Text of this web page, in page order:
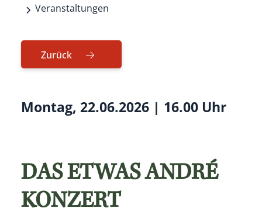
Veranstaltungen
Zurück
Montag, 22.06.2026 | 16.00 Uhr
DAS ETWAS ANDRÉ
KONZERT